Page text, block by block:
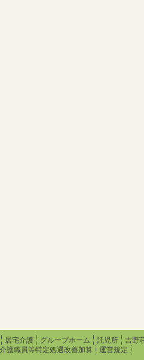
居宅介護 グループホーム 託児所 吉野
介護職員等特定処遇改善加算 運営規定